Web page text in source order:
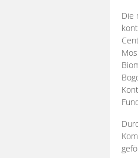
Die